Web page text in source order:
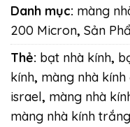
Danh mục: màng
200 Micron, Sản
Thẻ: bạt nhà kính,
kính, màng nhà
israel, màng nhà
màng nhà kính